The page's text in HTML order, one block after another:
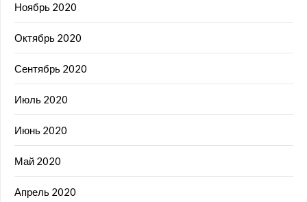
Ноябрь 2020
Октябрь 2020
Сентябрь 2020
Июль 2020
Июнь 2020
Май 2020
Апрель 2020